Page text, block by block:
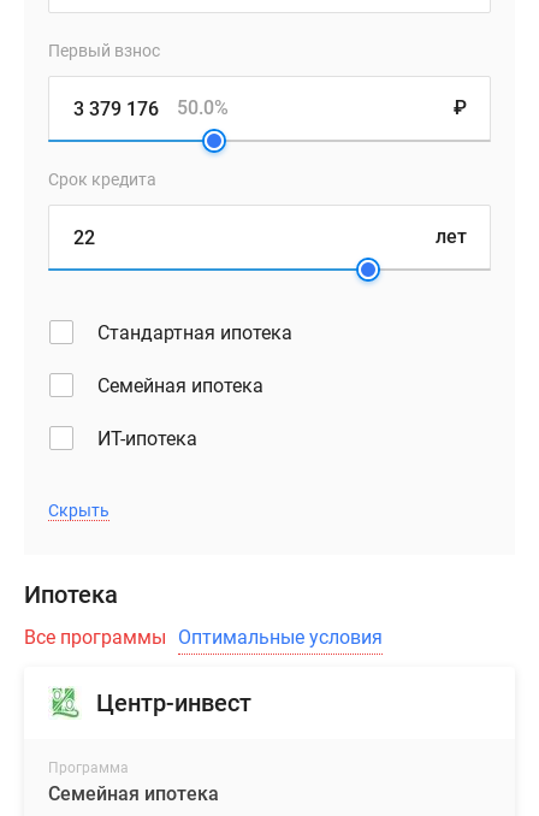
Первый взнос
₽
50.0%
Срок кредита
лет
Стандартная ипотека
Семейная ипотека
ИТ-ипотека
Скрыть
Ипотека
Все программы Оптимальные условия
Центр-инвест
Программа
Семейная ипотека